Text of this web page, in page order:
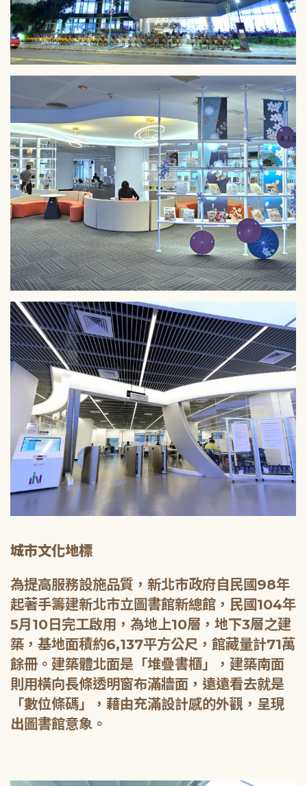
城市文化地標
為提高服務設施品質，新北市政府自民國98年
起著手籌建新北市立圖書館新總館，民國104年
5月10日完工啟用，為地上10層，地下3層之建
築，基地面積約6,137平方公尺，館藏量計71萬
餘冊。建築體北面是「堆疊書櫃」，建築南面
則用橫向長條透明窗布滿牆面，遠遠看去就是
「數位條碼」，藉由充滿設計感的外觀，呈現
出圖書館意象。